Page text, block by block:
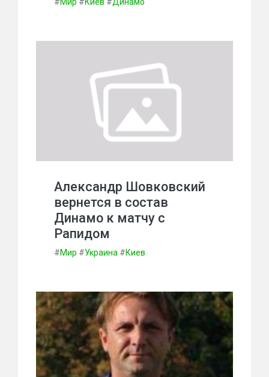
Александр Шовковский
вернется в состав
Динамо к матчу с
Рапидом
#Мир #Украина #Киев